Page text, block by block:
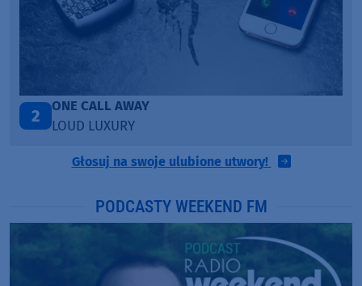
3
Talk To You
ANOTR ft. 54 Ultra
Głosuj na swoje ulubione utwory!
PODCASTY WEEKEND FM